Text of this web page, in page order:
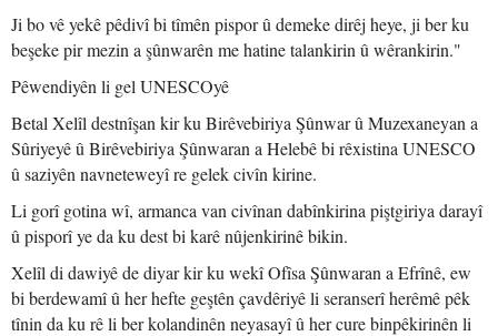
Ji bo vê yekê pêdivî bi tîmên pispor û demeke dirêj heye, ji ber ku
beşeke pir mezin a şûnwarên me hatine talankirin û wêrankirin."
Pêwendiyên li gel UNESCOyê
Betal Xelîl destnîşan kir ku Birêvebiriya Şûnwar û Muzexaneyan a
Sûriyeyê û Birêvebiriya Şûnwaran a Helebê bi rêxistina UNESCO
û saziyên navneteweyî re gelek civîn kirine.
Li gorî gotina wî, armanca van civînan dabînkirina piştgiriya darayî
û pisporî ye da ku dest bi karê nûjenkirinê bikin.
Xelîl di dawiyê de diyar kir ku wekî Ofîsa Şûnwaran a Efrînê, ew
bi berdewamî û her hefte geştên çavdêriyê li seranserî herêmê pêk
tînin da ku rê li ber kolandinên neyasayî û her cure binpêkirinên li